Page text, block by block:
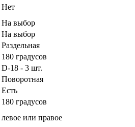
Нет
На выбор
На выбор
Раздельная
180 градусов
D-18 - 3 шт.
Поворотная
Есть
180 градусов
левое или правое